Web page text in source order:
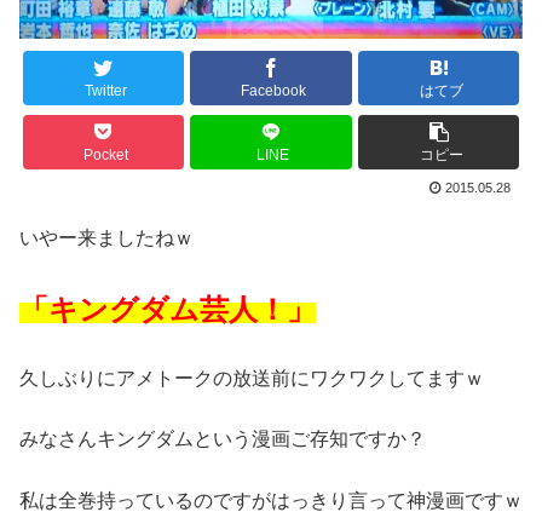
Twitter Facebook はてブ
Pocket LINE コピー
2015.05.28
いやー来ましたねｗ
「キングダム芸人！」
久しぶりにアメトークの放送前にワクワクしてますｗ
みなさんキングダムという漫画ご存知ですか？
私は全巻持っているのですがはっきり言って神漫画ですｗ